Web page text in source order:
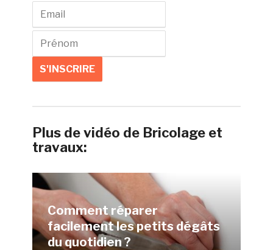
Plus de vidéo de Bricolage et
travaux:
Comment réparer
facilement les petits dégâts
du quotidien ?